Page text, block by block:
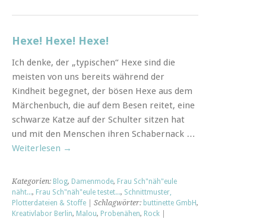
Hexe! Hexe! Hexe!
Ich denke, der „typischen“ Hexe sind die
meisten von uns bereits während der
Kindheit begegnet, der bösen Hexe aus dem
Märchenbuch, die auf dem Besen reitet, eine
schwarze Katze auf der Schulter sitzen hat
und mit den Menschen ihren Schabernack …
Weiterlesen →
Kategorien: Blog, Damenmode, Frau Sch"näh"eule
näht..., Frau Sch"näh"eule testet..., Schnittmuster,
Plotterdateien & Stoffe | Schlagwörter: buttinette GmbH,
Kreativlabor Berlin, Malou, Probenähen, Rock